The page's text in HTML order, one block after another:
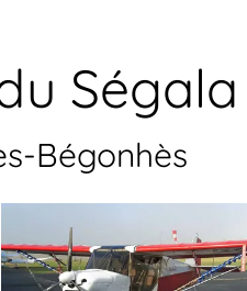
Ségala
Bégonhès